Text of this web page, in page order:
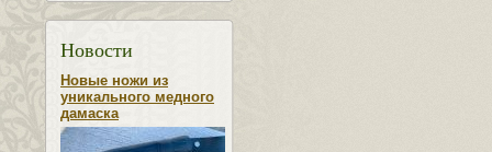
Новости
Новые ножи из
уникального медного
дамаска